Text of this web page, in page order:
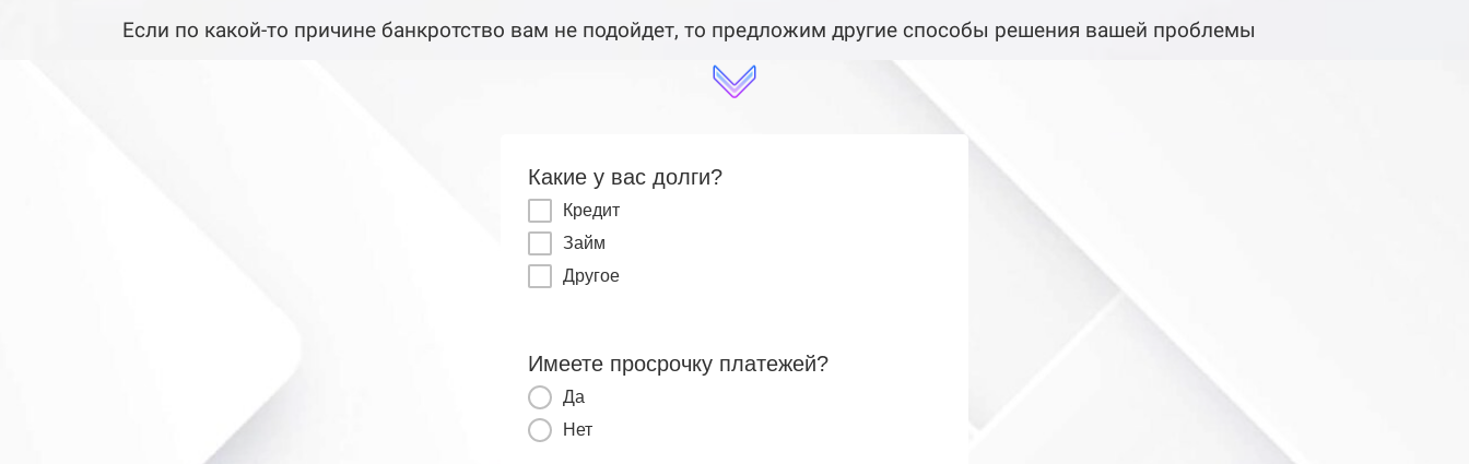
Если по какой-то причине банкротство вам не подойдет, то предложим другие способы решения вашей проблемы
Какие у вас долги?
Кредит
Займ
Другое
Имеете просрочку платежей?
Да
Нет